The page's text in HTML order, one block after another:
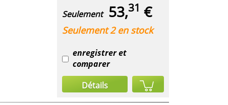
Seulement 53,31 €
Seulement 2 en stock
enregistrer et
comparer
Détails